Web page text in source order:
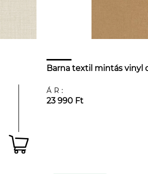
Barna textil mintás vinyl
ÁR:
23 990 Ft